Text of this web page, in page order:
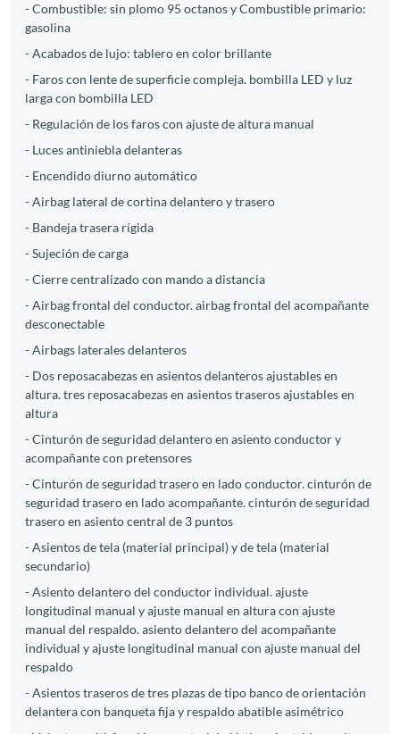
- Combustible: sin plomo 95 octanos y Combustible primario:
gasolina
- Acabados de lujo: tablero en color brillante
- Faros con lente de superficie compleja. bombilla LED y luz
larga con bombilla LED
- Regulación de los faros con ajuste de altura manual
- Luces antiniebla delanteras
- Encendido diurno automático
- Airbag lateral de cortina delantero y trasero
- Bandeja trasera rígida
- Sujeción de carga
- Cierre centralizado con mando a distancia
- Airbag frontal del conductor. airbag frontal del acompañante
desconectable
- Airbags laterales delanteros
- Dos reposacabezas en asientos delanteros ajustables en
altura. tres reposacabezas en asientos traseros ajustables en
altura
- Cinturón de seguridad delantero en asiento conductor y
acompañante con pretensores
- Cinturón de seguridad trasero en lado conductor. cinturón de
seguridad trasero en lado acompañante. cinturón de seguridad
trasero en asiento central de 3 puntos
- Asientos de tela (material principal) y de tela (material
secundario)
- Asiento delantero del conductor individual. ajuste
longitudinal manual y ajuste manual en altura con ajuste
manual del respaldo. asiento delantero del acompañante
individual y ajuste longitudinal manual con ajuste manual del
respaldo
- Asientos traseros de tres plazas de tipo banco de orientación
delantera con banqueta fija y respaldo abatible asimétrico